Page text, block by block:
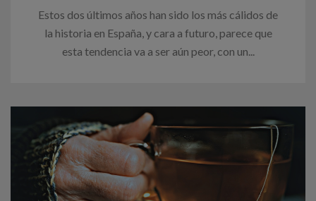
Estos dos últimos años han sido los más cálidos de
la historia en España, y cara a futuro, parece que
esta tendencia va a ser aún peor, con un...